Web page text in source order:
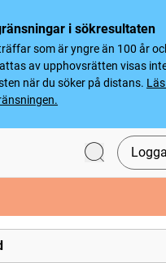
i sökresultaten
som är yngre än 100 år
av upphovsrätten visas
när du söker på distans.